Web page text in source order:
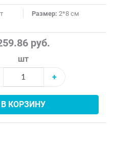
Размер: 2*8 см
руб.
шт
+
В КОРЗИНУ